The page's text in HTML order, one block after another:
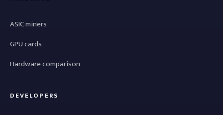
ASIC miners
GPU cards
Hardware comparison
DEVELOPERS